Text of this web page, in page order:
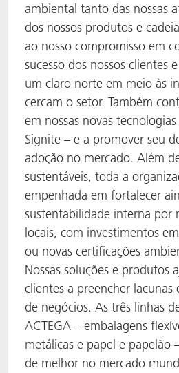
ambiental tanto das nossas
dos nossos produtos e
ao nosso compromisso em
sucesso dos nossos clientes
um claro norte em meio às
cercam o setor. Também
em nossas novas tecnologias
Signite – e a promover seu
adoção no mercado. Além
sustentáveis, toda a
empenhada em fortalecer
sustentabilidade interna por
locais, com investimentos
ou novas certificações
Nossas soluções e produtos
clientes a preencher lacunas
de negócios. As três linhas
ACTEGA – embalagens
metálicas e papel e papelão
de melhor no mercado